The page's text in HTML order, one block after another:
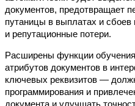
документов, предотвращает
путаницы в выплатах и
и репутационные потери.
Расширены функции обучения
атрибутов документов в
ключевых реквизитов —
программирования и
документа и улучшать